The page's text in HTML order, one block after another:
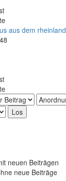
aus dem rheinland
neuen Beiträgen
neue Beiträge